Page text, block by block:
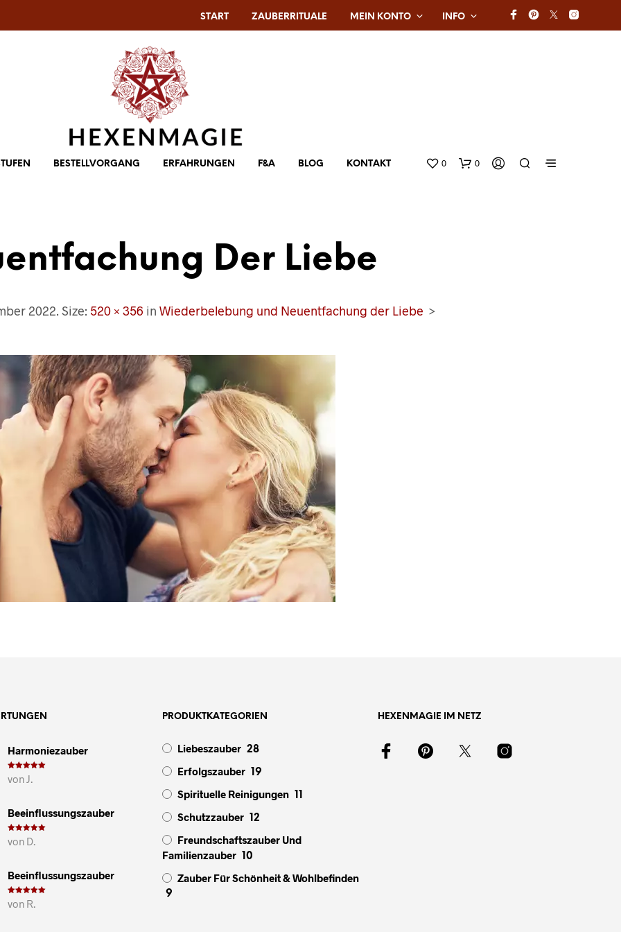
START ZAUBERRITUALE MEIN KONTO INFO
BESTELLVORGANG ERFAHRUNGEN F&A BLOG KONTAKT 0 0
Der Liebe
2022. Size: 520 × 356 in Wiederbelebung und Neuentfachung der Liebe >
Harmoniezauber
Bewertet mit
5von 5
von J.
Beeinflussungszauber
Bewertet mit
5von 5
von D.
Beeinflussungszauber
Bewertet mit
5von 5
von R.
PRODUKTKATEGORIEN
Liebeszauber 28
Erfolgszauber 19
Spirituelle Reinigungen
Schutzzauber 12
Freundschaftszauber Und
Familienzauber
10
Zauber Für Schönheit & Wohlbefinden
9
HEXENMAGIE IM NETZ